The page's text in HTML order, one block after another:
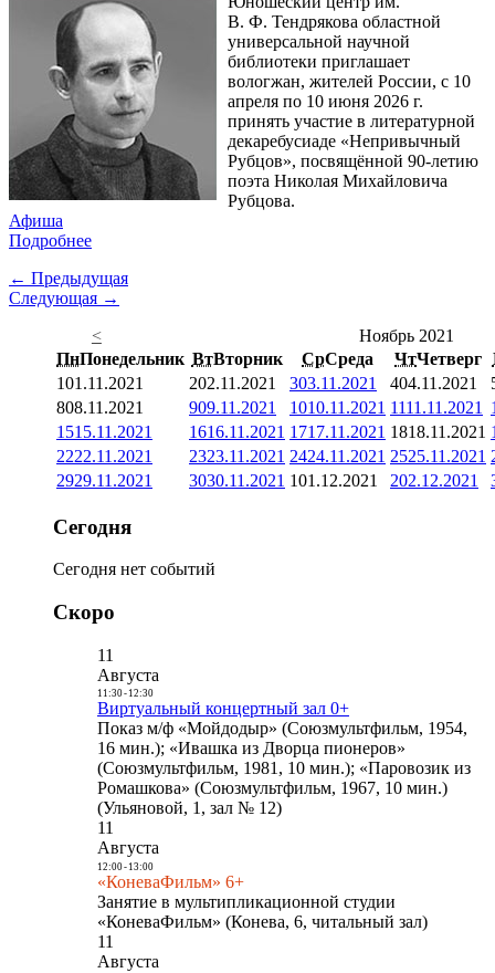
В. Ф. Тендрякова областной
универсальной научной
библиотеки приглашает
вологжан, жителей России, с 10
апреля по 10 июня 2026 г.
принять участие в литературной
декаребусиаде «Непривычный
Рубцов», посвящённой 90-летию
поэта Николая Михайловича
Рубцова.
Афиша
Подробнее
← Предыдущая
Следующая →
<
Ноябрь 2021
ПнПонедельник ВтВторник СрСреда ЧтЧетверг
101.11.2021 202.11.2021 303.11.2021 404.11.2021
808.11.2021 909.11.2021 1010.11.2021 1111.11.2021
1515.11.2021 1616.11.2021 1717.11.2021 1818.11.2021
2222.11.2021 2323.11.2021 2424.11.2021 2525.11.2021
2929.11.2021 3030.11.2021 101.12.2021 202.12.2021
Сегодня
Сегодня нет событий
Скоро
11
Августа
11:30- 12:30
Виртуальный концертный зал 0+
Показ м/ф «Мойдодыр» (Союзмультфильм, 1954,
16 мин.); «Ивашка из Дворца пионеров»
(Союзмультфильм, 1981, 10 мин.); «Паровозик из
Ромашкова» (Союзмультфильм, 1967, 10 мин.)
(Ульяновой, 1, зал № 12)
11
Августа
12:00- 13:00
«КоневаФильм» 6+
Занятие в мультипликационной студии
«КоневаФильм» (Конева, 6, читальный зал)
11
Августа